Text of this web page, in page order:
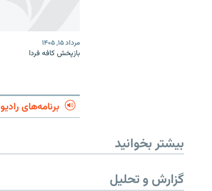
مرداد ۱۵, ۱۴۰۵
بازپخش کافه فردا
برنامه‌های
بیشتر بخوانید
گزارش و تحلیل